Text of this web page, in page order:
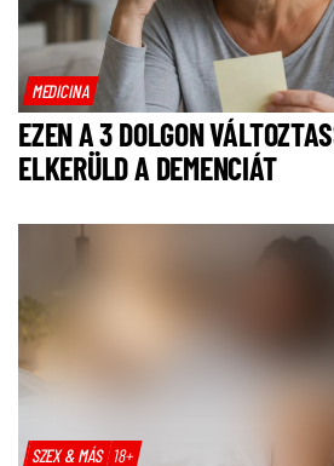
MEDICINA
EZEN A 3 DOLGON
ELKERÜLD A DEMENCIÁT
SZEX & MÁS 18+